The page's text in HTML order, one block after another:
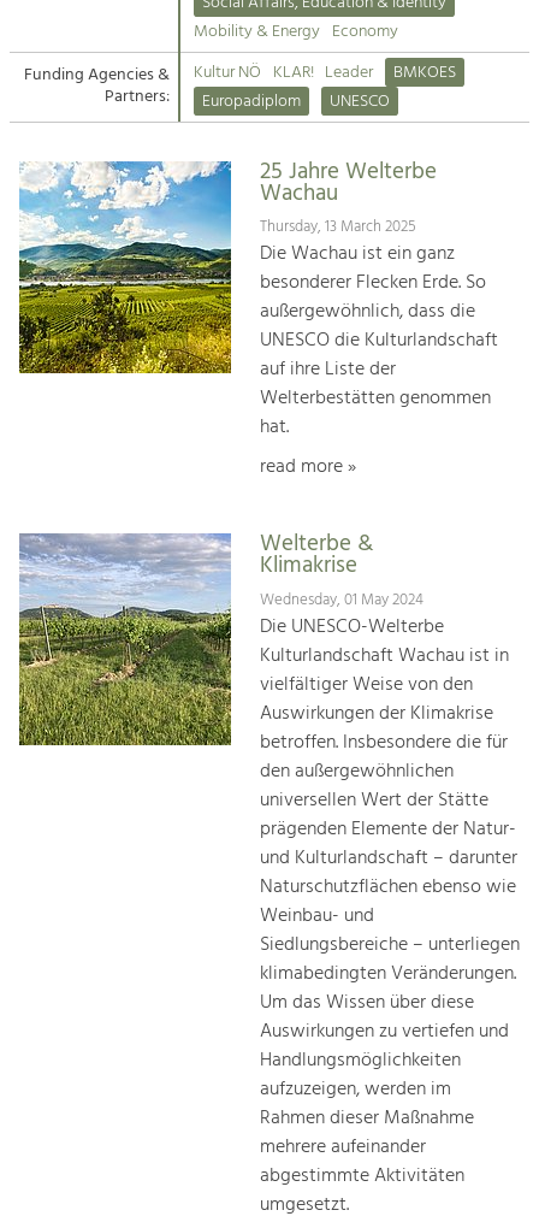
Suche
Impressum
Kontakt
Tourism
Offer Development and Positioning
Art & Culture
Crafts, Science and Research.
Social Affairs, Education
& Identity
Equality, Youth and Integration.
Climate Change, Public Transport and
Increase in Regional Value Added.
Mobility & Energy Economy
Funding Agencies &
Partners:
Kultur NÖ KLAR! Leader
BMKOES
Europadiplom
UNESCO
25 Jahre Welterbe
Wachau
Thursday, 13 March 2025
Die Wachau ist ein ganz
besonderer Flecken Erde. So
außergewöhnlich, dass die
UNESCO die Kulturlandschaft
auf ihre Liste der
Welterbestätten genommen
hat.
read more »
Welterbe &
Klimakrise
Wednesday, 01 May 2024
Die UNESCO-Welterbe
Kulturlandschaft Wachau ist in
vielfältiger Weise von den
Auswirkungen der Klimakrise
betroffen. Insbesondere die für
den außergewöhnlichen
universellen Wert der Stätte
prägenden Elemente der Natur-
und Kulturlandschaft – darunter
Naturschutzflächen ebenso wie
Weinbau- und
Siedlungsbereiche – unterliegen
klimabedingten Veränderungen.
Um das Wissen über diese
Auswirkungen zu vertiefen und
Handlungsmöglichkeiten
aufzuzeigen, werden im
Rahmen dieser Maßnahme
mehrere aufeinander
abgestimmte Aktivitäten
umgesetzt.